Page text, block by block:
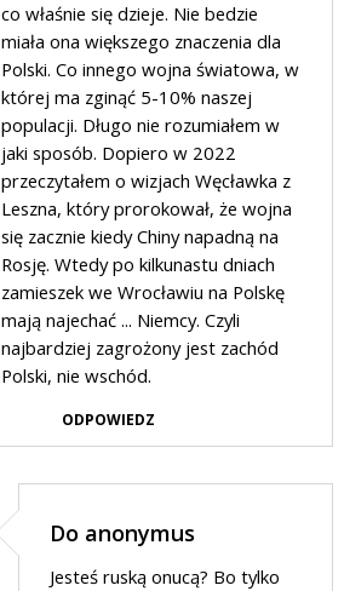
co właśnie się dzieje. Nie bedzie
miała ona większego znaczenia dla
Polski. Co innego wojna światowa, w
której ma zginąć 5-10% naszej
populacji. Długo nie rozumiałem w
jaki sposób. Dopiero w 2022
przeczytałem o wizjach Węcławka z
Leszna, który prorokował, że wojna
się zacznie kiedy Chiny napadną na
Rosję. Wtedy po kilkunastu dniach
zamieszek we Wrocławiu na Polskę
mają najechać ... Niemcy. Czyli
najbardziej zagrożony jest zachód
Polski, nie wschód.
ODPOWIEDZ
Do anonymus
Jesteś ruską onucą? Bo tylko